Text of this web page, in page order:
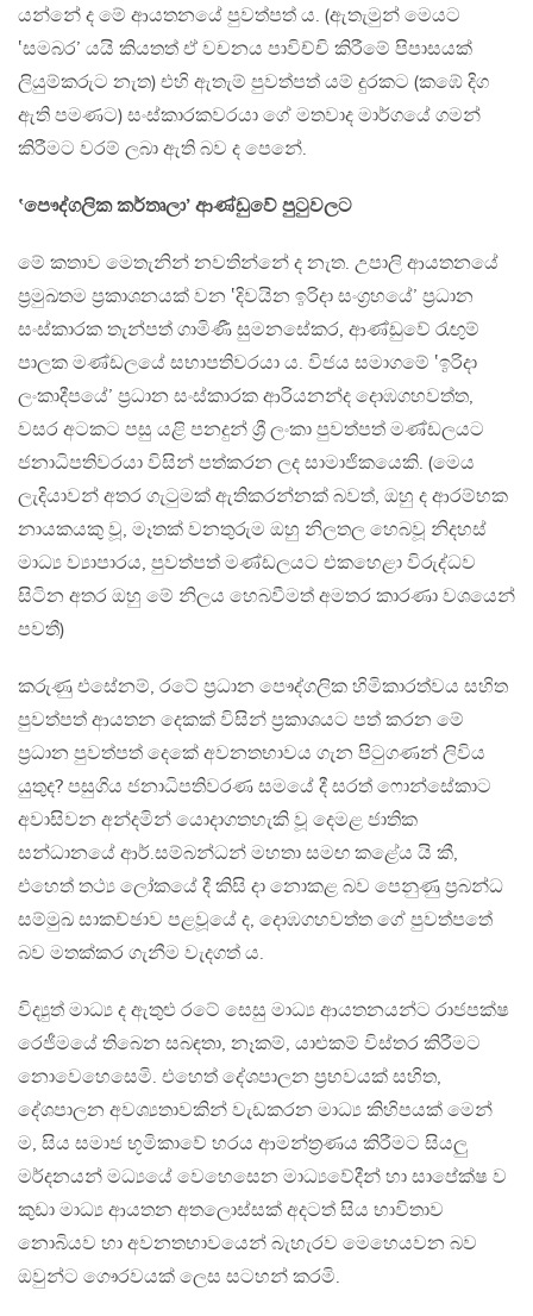
යන්නේ ද මේ ආයතනයේ පුවත්පත් ය. (ඇතැමුන් මෙයට
‛සමබර’ යයි කියතත් ඒ වචනය පාවිච්චි කිරීමේ පිපාසයක්
ලියුම්කරුට නැත) එහි ඇතැම් පුවත්පත් යම් දුරකට (කඹේ දිග
ඇති පමණට) සංස්කාරකවරයා ගේ මතවාද මාර්ගයේ ගමන්
කිරීමට වරම් ලබා ඇති බව ද පෙනේ.
‛පෞද්ගලික කර්තෘලා’ ආණ්ඩුවේ පුටුවලට
මේ කතාව මෙතැනින් නවතින්නේ ද නැත. උපාලි ආයතනයේ
ප්‍රමුඛතම ප්‍රකාශනයක් වන ‛දිවයින ඉරිදා සංග්‍රහයේ’ ප්‍රධාන
සංස්කාරක තැන්පත් ගාමිණී සුමනසේකර, ආණ්ඩුවේ රැඟුම්
පාලක මණ්ඩලයේ සභාපතිවරයා ය. විජය සමාගමේ ‛ඉරිදා
ලංකාදීපයේ’ ප්‍රධාන සංස්කාරක ආරියනන්ද දොඹගහවත්ත,
වසර අටකට පසු යළි පනදුන් ශ්‍රී ලංකා පුවත්පත් මණ්ඩලයට
ජනාධිපතිවරයා විසින් පත්කරන ලද සාමාජිකයෙකි. (මෙය
ලැදියාවන් අතර ගැටුමක් ඇතිකරන්නක් බවත්, ඔහු ද ආරම්භක
නායකයකු වූ, මෑතක් වනතුරුම ඔහු නිලතල හෙබවූ නිදහස්
මාධ්‍ය ව්‍යාපාරය, පුවත්පත් මණ්ඩලයට එකහෙළා විරුද්ධව
සිටින අතර ඔහු මේ නිලය හෙබවීමත් අමතර කාරණා වශයෙන්
පවතී)
කරුණු එසේනම්, රටේ ප්‍රධාන පෞද්ගලික හිමිකාරත්වය සහිත
පුවත්පත් ආයතන දෙකක් විසින් ප්‍රකාශයට පත් කරන මේ
ප්‍රධාන පුවත්පත් දෙකේ අවනතභාවය ගැන පිටුගණන් ලිවිය
යුතුද? පසුගිය ජනාධිපතිවරණ සමයේ දී සරත් ෆොන්සේකාට
අවාසිවන අන්දමින් යොදාගතහැකි වූ දෙමළ ජාතික
සන්ධානයේ ආර්.සම්බන්ධන් මහතා සමඟ කළේය යි කී,
එහෙත් තථ්‍ය ලෝකයේ දී කිසි දා නොකළ බව පෙනුණු ප්‍රබන්ධ
සම්මුඛ සාකච්ඡාව පළවූයේ ද, දොඹගහවත්ත ගේ පුවත්පතේ
බව මතක්කර ගැනීම වැදගත් ය.
විද්‍යුත් මාධ්‍ය ද ඇතුළු රටේ සෙසු මාධ්‍ය ආයතනයන්ට රාජපක්ෂ
රෙජීමයේ තිබෙන සබඳතා, නෑකම්, යාළුකම් විස්තර කිරීමට
නොවෙහෙසෙමි. එහෙත් දේශපාලන ප්‍රභවයක් සහිත,
දේශපාලන අවශ්‍යතාවකින් වැඩකරන මාධ්‍ය කිහිපයක් මෙන්
ම, සිය සමාජ භූමිකාවේ හරය ආමන්ත්‍රණය කිරීමට සියලු
මර්දනයන් මධ්‍යයේ වෙහෙසෙන මාධ්‍යවේදීන් හා සාපේක්ෂ ව
කුඩා මාධ්‍ය ආයතන අතලොස්සක් අදටත් සිය භාවිතාව
නොබියව හා අවනතභාවයෙන් බැහැරව මෙහෙයවන බව
ඔවුන්ට ගෞරවයක් ලෙස සටහන් කරමි.